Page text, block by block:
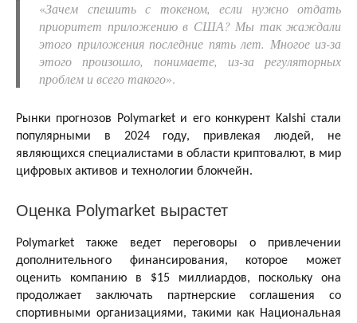
«Зачем спешить с токеном, если нужно отдать
приоритет приложению в США? Мы так жаждали
этого приложения последние пять лет. Многое из-за
этого произошло, понимаете, из-за регуляторных
проблем и всего такого».
Рынки прогнозов Polymarket и его конкурент Kalshi стали
популярными в 2024 году, привлекая людей, не
являющихся специалистами в области криптовалют, в мир
цифровых активов и технологии блокчейн.
Оценка Polymarket вырастет
Polymarket также ведет переговоры о привлечении
дополнительного финансирования, которое может
оценить компанию в $15 миллиардов, поскольку она
продолжает заключать партнерские соглашения со
спортивными организациями, такими как Национальная